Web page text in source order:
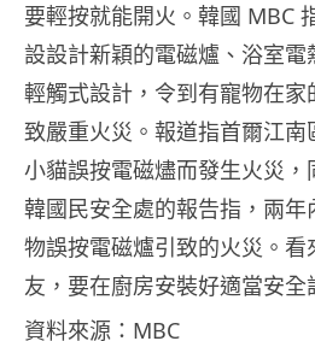
要輕按就能開火。韓國 MBC
設設計新穎的電磁爐、浴室電
輕觸式設計，令到有寵物在家
致嚴重火災。報道指首爾江
小貓誤按電磁燼而發生火災
韓國民安全處的報告指，兩
物誤按電磁爐引致的火災。
友，要在廚房安裝好適當安全
資料來源：MBC